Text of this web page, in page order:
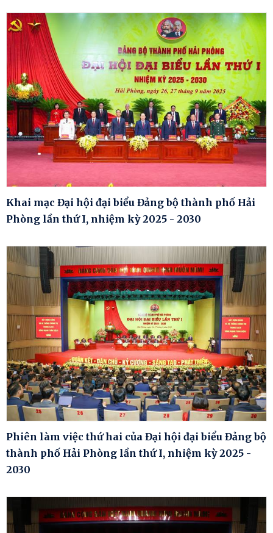
Khai mạc Đại hội đại biểu Đảng bộ thành phố Hải
Phòng lần thứ I, nhiệm kỳ 2025 - 2030
Phiên làm việc thứ hai của Đại hội đại biểu Đảng bộ
thành phố Hải Phòng lần thứ I, nhiệm kỳ 2025 -
2030